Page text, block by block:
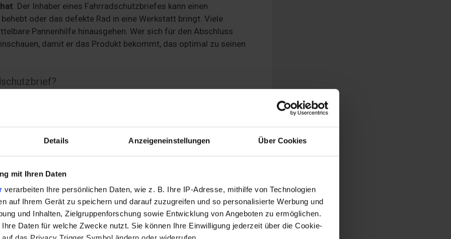
Details Anzeigeneinstellungen Über Cookies
mit Ihren Daten
verarbeiten Ihre persönlichen Daten, wie z. B. Ihre IP-Adresse, mithilfe von Technologien
auf Ihrem Gerät zu speichern und darauf zuzugreifen und so personalisierte Werbung und
und Inhalten, Zielgruppenforschung sowie Entwicklung von Angeboten zu ermöglichen.
Daten für welche Zwecke nutzt. Sie können Ihre Einwilligung jederzeit über die Cookie-
. Der Inhaber eines Fahrradschutzbriefes kann einen
oder das defekte Rad in eine Werkstatt bringt. Viele
Pannenhilfe hinausgehen. Wer sich für den Abschluss
damit er das Produkt bekommt, das optimal zu seinen
für diejenigen, deren Wohnort nicht oder unzureichend an
Ein weiteresKriterium bei der Abwägung ist die Bauart des
um. Diese neue Art der Mobilität erhöht den Komfort
Teil aus, ist eine professionelle Reparatur unumgänglich. Für
besonders vorteilhaft.